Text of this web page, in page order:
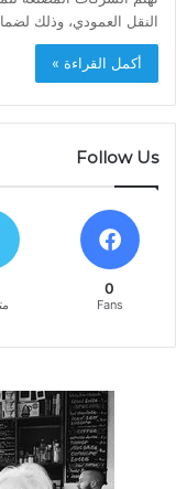
النقل العمودي، وذلك
أكمل القراءة »
Follow Us
0
Fans